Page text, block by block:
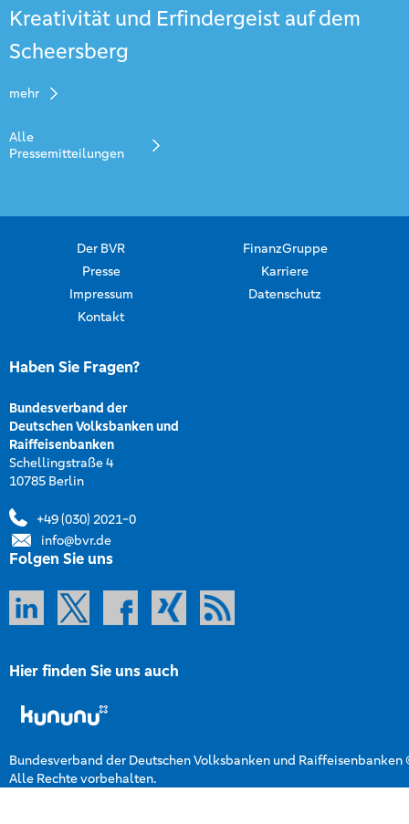
Kreativität und Erfindergeist auf dem
Scheersberg
mehr
Alle
Pressemitteilungen
Der BVR
FinanzGruppe
Presse
Karriere
Impressum
Datenschutz
Kontakt
Haben Sie Fragen?
Bundesverband der
Deutschen Volksbanken und
Raiffeisenbanken
Schellingstraße 4
10785 Berlin
+49 (030) 2021-0
info@bvr.de
Folgen Sie uns
Hier finden Sie uns auch
Bundesverband der Deutschen Volksbanken und Raiffeisenbanken
Alle Rechte vorbehalten.